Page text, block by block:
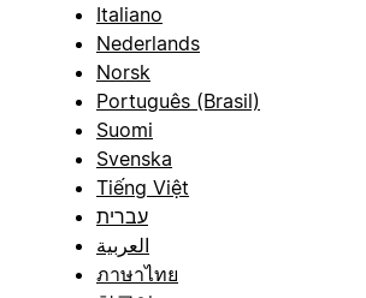
Italiano
Nederlands
Norsk
Português (Brasil)
Suomi
Svenska
Tiếng Việt
עברית
العربية
ภาษาไทย